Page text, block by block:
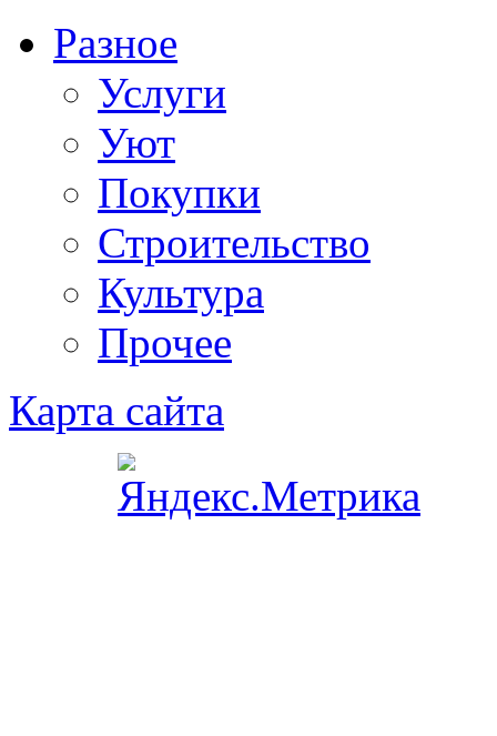
Разное
Услуги
Уют
Покупки
Строительство
Культура
Прочее
Карта сайта